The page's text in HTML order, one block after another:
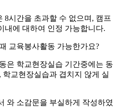
8시간을 초과할 수 없으며, 캠프
내에 대하여 인정 가능합니다.
교육봉사활동 가능한가요?
은 학교현장실습 기간중에는 동
학교현장실습과 겹치지 않게 실
와 소감문을 부실하게 작성하였